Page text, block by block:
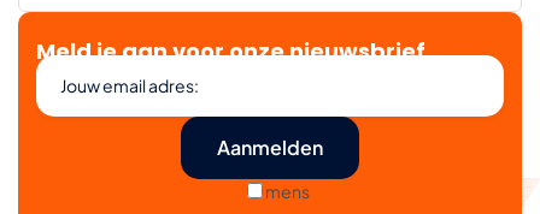
Meld je aan voor onze nieuwsbrief
mens